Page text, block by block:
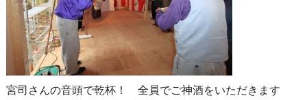
宮司さんの音頭で乾杯！ 全員でご神酒をいただきます